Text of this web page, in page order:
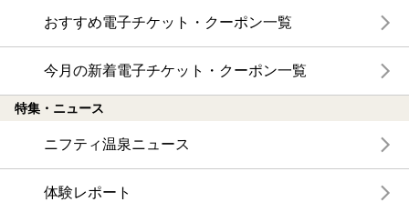
おすすめ電子チケット・クーポン一覧
今月の新着電子チケット・クーポン一覧
特集・ニュース
ニフティ温泉ニュース
体験レポート